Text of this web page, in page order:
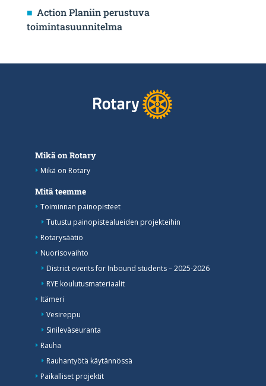
Action Planiin perustuva
toimintasuunnitelma
Mikä on Rotary
Mikä on Rotary
Mitä teemme
Toiminnan painopisteet
Tutustu painopistealueiden projekteihin
Rotarysäätiö
Nuorisovaihto
District events for Inbound students – 2025-2026
RYE koulutusmateriaalit
Itämeri
Vesireppu
Sinileväseuranta
Rauha
Rauhantyötä käytännössä
Paikalliset projektit